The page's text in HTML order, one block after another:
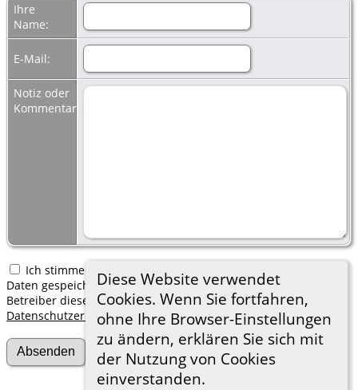
Diese Website verwendet
Cookies. Wenn Sie fortfahren,
ohne Ihre Browser-Einstellungen
zu ändern, erklären Sie sich mit
der Nutzung von Cookies
einverstanden.
Ihre
Name:
E-Mail:
Notiz oder
Kommentar:
Ich stimme zu, dass meine hier erfassten persönlichen
Daten gespeichert werden. Ich verstehe, dass ich jederzeit den
Betreiber dieser Website bitten kann, diese Daten zu löschen.
Datenschutzerklärung